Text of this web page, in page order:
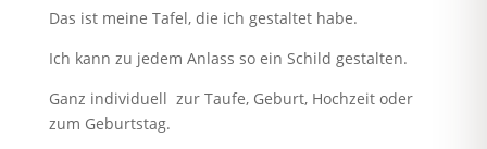
Das ist meine Tafel, die ich gestaltet habe.
Ich kann zu jedem Anlass so ein Schild gestalten.
Ganz individuell zur Taufe, Geburt, Hochzeit oder
zum Geburtstag.